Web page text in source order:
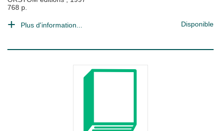
768 p.
Plus d'information... Disponible